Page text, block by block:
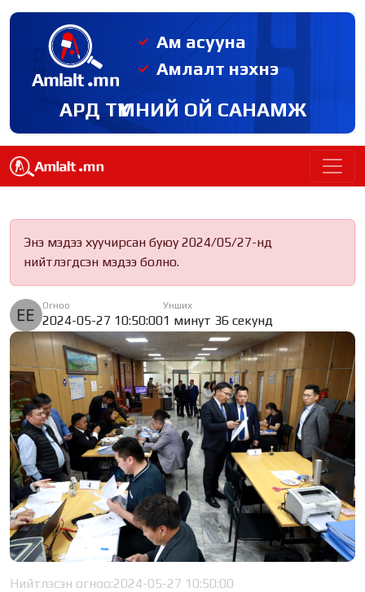
Ам асууна
Амлалт нэхнэ
АРД ТҮМНИЙ ОЙ САНАМЖ
Энэ мэдээ хуучирсан буюу 2024/05/27-нд
нийтлэгдсэн мэдээ болно.
Огноо
2024-05-27 10:50:00
Унших
1 минут 36 секунд
Нийтлэсэн огноо:2024-05-27 10:50:00